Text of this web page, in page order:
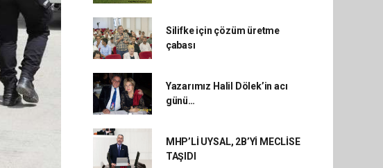
Silifke için çözüm üretme
çabası
Yazarımız Halil Dölek’in acı
günü…
MHP’Lİ UYSAL, 2B’Yİ MECLİSE
TAŞIDI